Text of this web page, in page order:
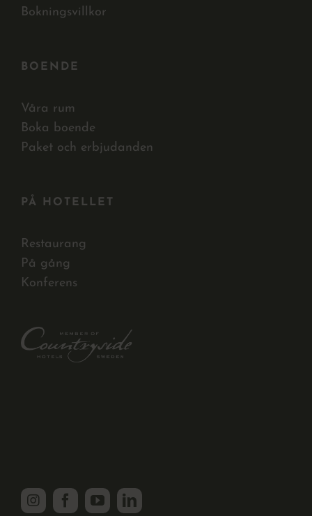
Bokningsvillkor
BOENDE
Våra rum
Boka boende
Paket och erbjudanden
PÅ HOTELLET
Restaurang
På gång
Konferens